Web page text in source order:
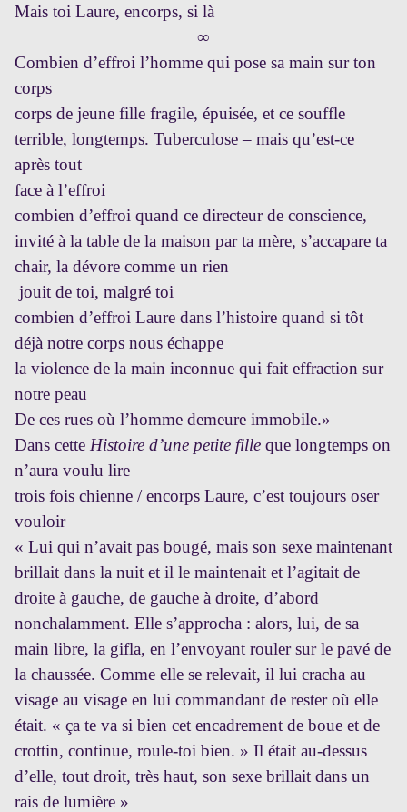
Mais toi Laure, encorps, si là
∞
Combien d’effroi l’homme qui pose sa main sur ton
corps
corps de jeune fille fragile, épuisée, et ce souffle
terrible, longtemps. Tuberculose – mais qu’est-ce
après tout
face à l’effroi
combien d’effroi quand ce directeur de conscience,
invité à la table de la maison par ta mère, s’accapare ta
chair, la dévore comme un rien
jouit de toi, malgré toi
combien d’effroi Laure dans l’histoire quand si tôt
déjà notre corps nous échappe
la violence de la main inconnue qui fait effraction sur
notre peau
De ces rues où l’homme demeure immobile.»
Dans cette Histoire d’une petite fille que longtemps on
n’aura voulu lire
trois fois chienne /encorps Laure, c’est toujours oser
vouloir
« Lui qui n’avait pas bougé, mais son sexe maintenant
brillait dans la nuit et il le maintenait et l’agitait de
droite à gauche, de gauche à droite, d’abord
nonchalamment. Elle s’approcha : alors, lui, de sa
main libre, la gifla, en l’envoyant rouler sur le pavé de
la chaussée. Comme elle se relevait, il lui cracha au
visage au visage en lui commandant de rester où elle
était. « ça te va si bien cet encadrement de boue et de
crottin, continue, roule-toi bien. » Il était au-dessus
d’elle, tout droit, très haut, son sexe brillait dans un
rais de lumière »